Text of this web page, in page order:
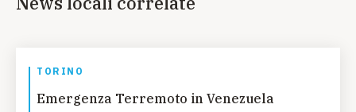
TORINO
Emergenza Terremoto in Venezuela